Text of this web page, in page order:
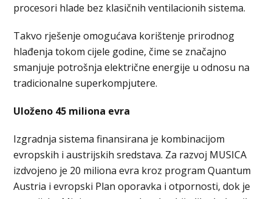
procesori hlade bez klasičnih ventilacionih sistema.
Takvo rješenje omogućava korištenje prirodnog
hlađenja tokom cijele godine, čime se značajno
smanjuje potrošnja električne energije u odnosu na
tradicionalne superkompjutere.
Uloženo 45 miliona evra
Izgradnja sistema finansirana je kombinacijom
evropskih i austrijskih sredstava. Za razvoj MUSICA
izdvojeno je 20 miliona evra kroz program Quantum
Austria i evropski Plan oporavka i otpornosti, dok je